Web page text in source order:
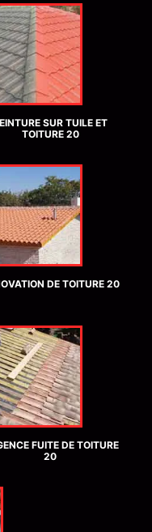
SUR TUILE ET
TOITURE 20
DE TOITURE 20
FUITE DE TOITURE
20